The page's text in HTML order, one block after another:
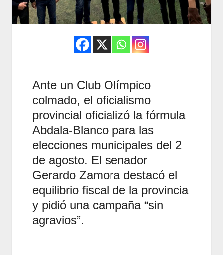
Ante un Club Olímpico
colmado, el oficialismo
provincial oficializó la fórmula
Abdala-Blanco para las
elecciones municipales del 2
de agosto. El senador
Gerardo Zamora destacó el
equilibrio fiscal de la provincia
y pidió una campaña “sin
agravios”.